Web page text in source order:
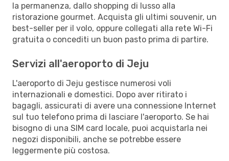
la permanenza, dallo shopping di lusso alla
ristorazione gourmet. Acquista gli ultimi souvenir, un
best-seller per il volo, oppure collegati alla rete Wi-Fi
gratuita o concediti un buon pasto prima di partire.
Servizi all'aeroporto di Jeju
L'aeroporto di Jeju gestisce numerosi voli
internazionali e domestici. Dopo aver ritirato i
bagagli, assicurati di avere una connessione Internet
sul tuo telefono prima di lasciare l'aeroporto. Se hai
bisogno di una SIM card locale, puoi acquistarla nei
negozi disponibili, anche se potrebbe essere
leggermente più costosa.